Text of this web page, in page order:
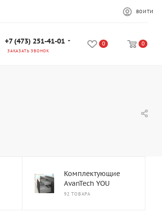
ВОЙТИ
+7 (473) 251-41-01
ЗАКАЗАТЬ ЗВОНОК
0 0
Комплектующие
AvanTech YOU
92 ТОВАРА